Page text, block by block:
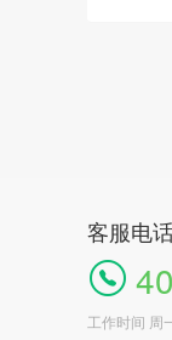
客服电
工作时间 周